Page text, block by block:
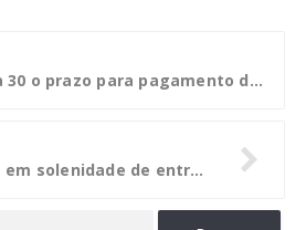
Termina dia 30 o prazo para pagamento da anuidade 2018 da Mútua
Crea-MT presente em solenidade de entrega de Planos Municipais de Saneamento Básico